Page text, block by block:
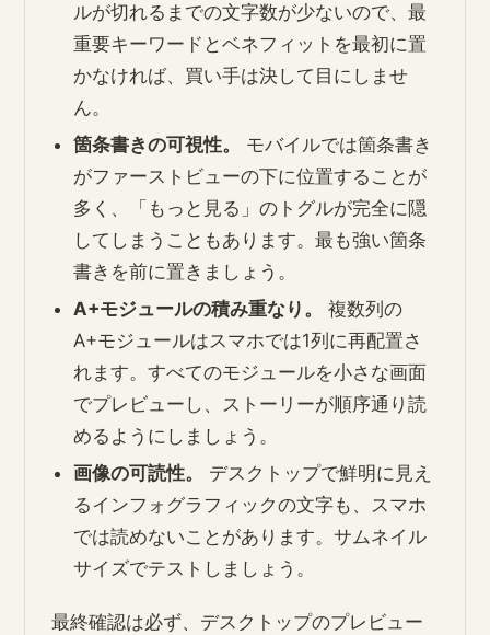
ルが切れるまでの文字数が少ないので、最
重要キーワードとベネフィットを最初に置
かなければ、買い手は決して目にしませ
ん。
箇条書きの可視性。
モバイルでは箇条書き
がファーストビューの下に位置することが
多く、「もっと見る」のトグルが完全に隠
してしまうこともあります。最も強い箇条
書きを前に置きましょう。
A+モジュールの積み重なり。
複数列の
A+モジュールはスマホでは1列に再配置さ
れます。すべてのモジュールを小さな画面
でプレビューし、ストーリーが順序通り読
めるようにしましょう。
画像の可読性。
デスクトップで鮮明に見え
るインフォグラフィックの文字も、スマホ
では読めないことがあります。サムネイル
サイズでテストしましょう。
最終確認は必ず、デスクトップのプレビュー